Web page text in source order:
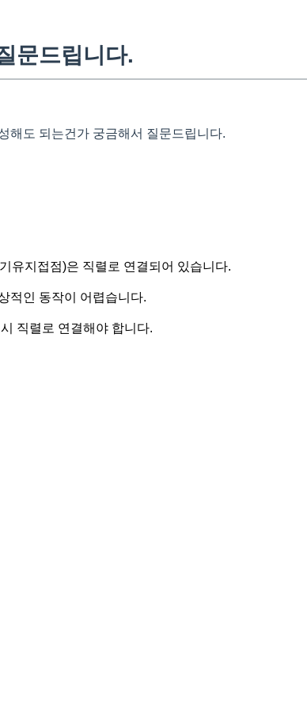
문드립니다.
해도 되는건가 궁금해서 질문드립니다.
유지접점)은 직렬로 연결되어 있습니다.
적인 동작이 어렵습니다.
직렬로 연결해야 합니다.